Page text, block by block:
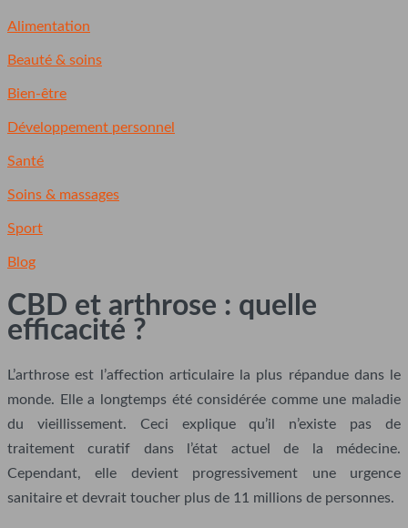
Alimentation
Beauté & soins
Bien-être
Développement personnel
Santé
Soins & massages
Sport
Blog
CBD et arthrose : quelle
efficacité ?
L’arthrose est l’affection articulaire la plus répandue dans le
monde. Elle a longtemps été considérée comme une maladie
du vieillissement. Ceci explique qu’il n’existe pas de
traitement curatif dans l’état actuel de la médecine.
Cependant, elle devient progressivement une urgence
sanitaire et devrait toucher plus de 11 millions de personnes.